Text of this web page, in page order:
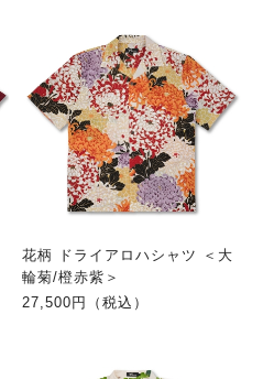
花柄 ドライアロハシャツ ＜大
輪菊/橙赤紫＞
27,500円（税込）